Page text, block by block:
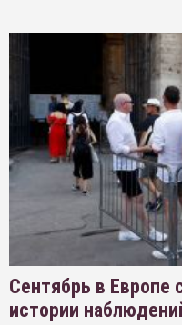
Сентябрь в
истории